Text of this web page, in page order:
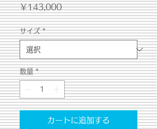
￥143,000価
格
サイズ *
数量 *
カートに追加する